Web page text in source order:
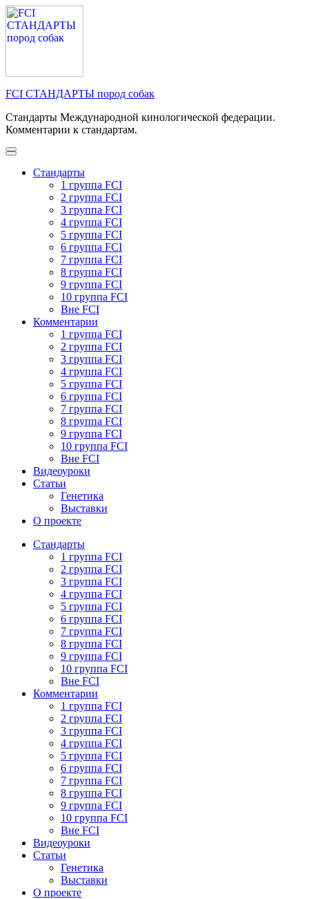
Перейти
к
содержимому
FCI СТАНДАРТЫ пород собак
Стандарты Международной кинологической федерации.
Комментарии к стандартам.
Стандарты
1 группа FCI
2 группа FCI
3 группа FCI
4 группа FCI
5 группа FCI
6 группа FCI
7 группа FCI
8 группа FCI
9 группа FCI
10 группа FCI
Вне FCI
Комментарии
1 группа FCI
2 группа FCI
3 группа FCI
4 группа FCI
5 группа FCI
6 группа FCI
7 группа FCI
8 группа FCI
9 группа FCI
10 группа FCI
Вне FCI
Видеоуроки
Статьи
Генетика
Выставки
О проекте
Стандарты
1 группа FCI
2 группа FCI
3 группа FCI
4 группа FCI
5 группа FCI
6 группа FCI
7 группа FCI
8 группа FCI
9 группа FCI
10 группа FCI
Вне FCI
Комментарии
1 группа FCI
2 группа FCI
3 группа FCI
4 группа FCI
5 группа FCI
6 группа FCI
7 группа FCI
8 группа FCI
9 группа FCI
10 группа FCI
Вне FCI
Видеоуроки
Статьи
Генетика
Выставки
О проекте